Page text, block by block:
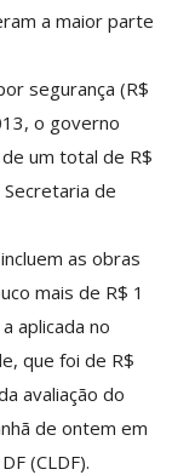
a maior parte
segurança (R$
o governo
um total de R$
de
as obras
mais de R$ 1
aplicada no
que foi de R$
avaliação do
de ontem em
(CLDF).